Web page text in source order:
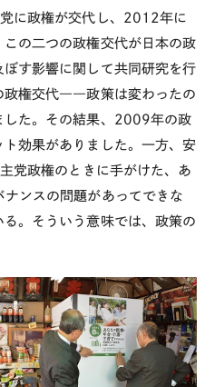
に政権が交代し、 2012年に
の二つの政権交代が日本の政
す影響に関して共同研究を行
政権交代――政策は変わったの
た。その結果、 2009年の政
効果がありました。一方、安
党政権のときに手がけた、あ
ンスの問題があってできな
。そういう意味では、政策の